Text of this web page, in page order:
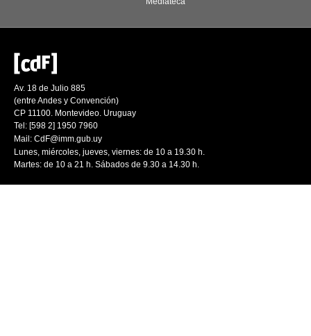
Av. 18 de Julio 885
(entre Andes y Convención)
CP 11100. Montevideo. Uruguay
Tel: [598 2] 1950 7960
Mail: CdF@imm.gub.uy
Lunes, miércoles, jueves, viernes: de 10 a 19.30 h.
Martes: de 10 a 21 h. Sábados de 9.30 a 14.30 h.